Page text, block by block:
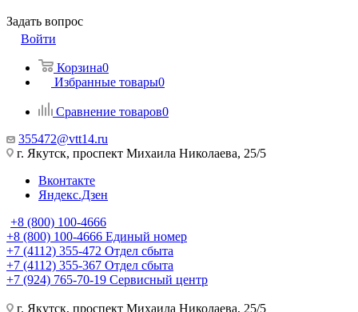
Задать вопрос
Войти
Корзина0
Избранные товары0
Сравнение товаров0
355472@vtt14.ru
г. Якутск, проспект Михаила Николаева, 25/5
Вконтакте
Яндекс.Дзен
+8 (800) 100-4666
+8 (800) 100-4666 Единый номер
+7 (4112) 355-472 Отдел сбыта
+7 (4112) 355-367 Отдел сбыта
+7 (924) 765-70-19 Сервисный центр
г. Якутск, проспект Михаила Николаева, 25/5